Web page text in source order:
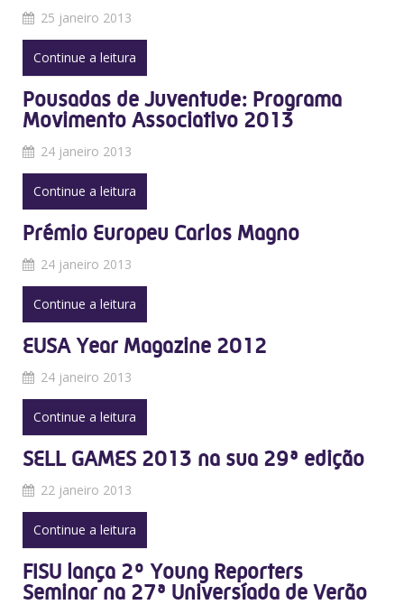
25 janeiro 2013
Continue a leitura
Pousadas de Juventude: Programa
Movimento Associativo 2013
24 janeiro 2013
Continue a leitura
Prémio Europeu Carlos Magno
24 janeiro 2013
Continue a leitura
EUSA Year Magazine 2012
24 janeiro 2013
Continue a leitura
SELL GAMES 2013 na sua 29ª edição
22 janeiro 2013
Continue a leitura
FISU lança 2º Young Reporters
Seminar na 27ª Universíada de Verão